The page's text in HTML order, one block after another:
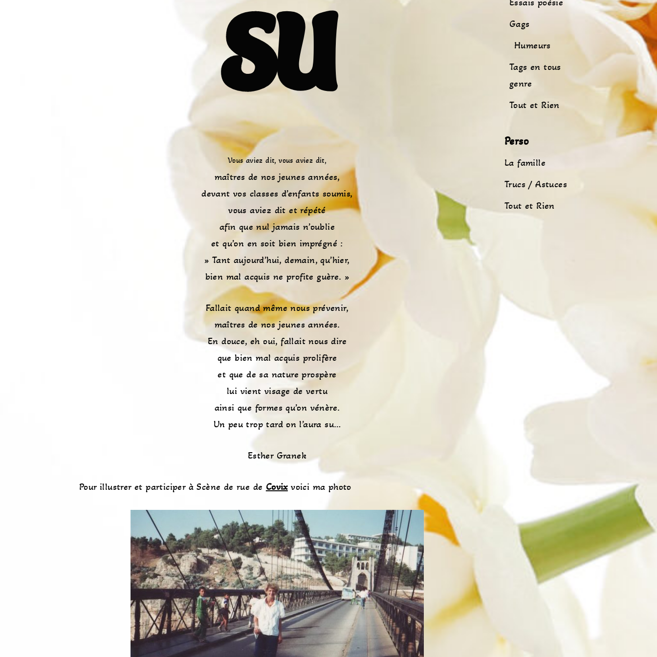
su
Vous aviez dit, vous aviez dit,
maîtres de nos jeunes années,
devant vos classes d’enfants soumis,
vous aviez dit et répété
afin que nul jamais n’oublie
et qu’on en soit bien imprégné :
» Tant aujourd’hui, demain, qu’hier,
bien mal acquis ne profite guère. »
Fallait quand même nous prévenir,
maîtres de nos jeunes années.
En douce, eh oui, fallait nous dire
que bien mal acquis prolifère
et que de sa nature prospère
lui vient visage de vertu
ainsi que formes qu’on vénère.
Un peu trop tard on l’aura su…
Esther Granek
Pour illustrer et participer à Scène de rue de Covixvoici ma photo
Essais poésie
Gags
Humeurs
Tags en tous
genre
Tout et Rien
Perso
La famille
Trucs / Astuces
Tout et Rien